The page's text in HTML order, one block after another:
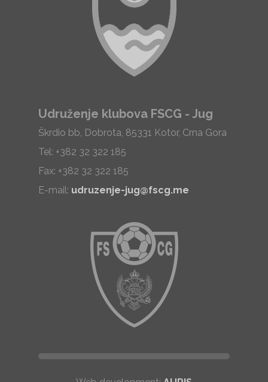
Udruženje klubova FSCG - Jug
Škrdio bb, Dobrota, 85331 Kotor, Crna Gora
Tel: +382 32 322 185
Fax: +382 32 322 185
E-mail: udruzenje-jug@fscg.me